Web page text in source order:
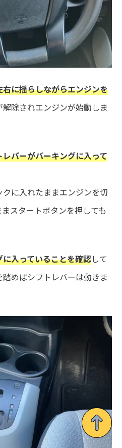
に揺らしながらエンジンを
除されエンジンが始動しま
レバーがパーキングに入って
に入れたままエンジンを切
スタートボタンを押しても
入っていることを確認して
めばシフトレバーは動きま